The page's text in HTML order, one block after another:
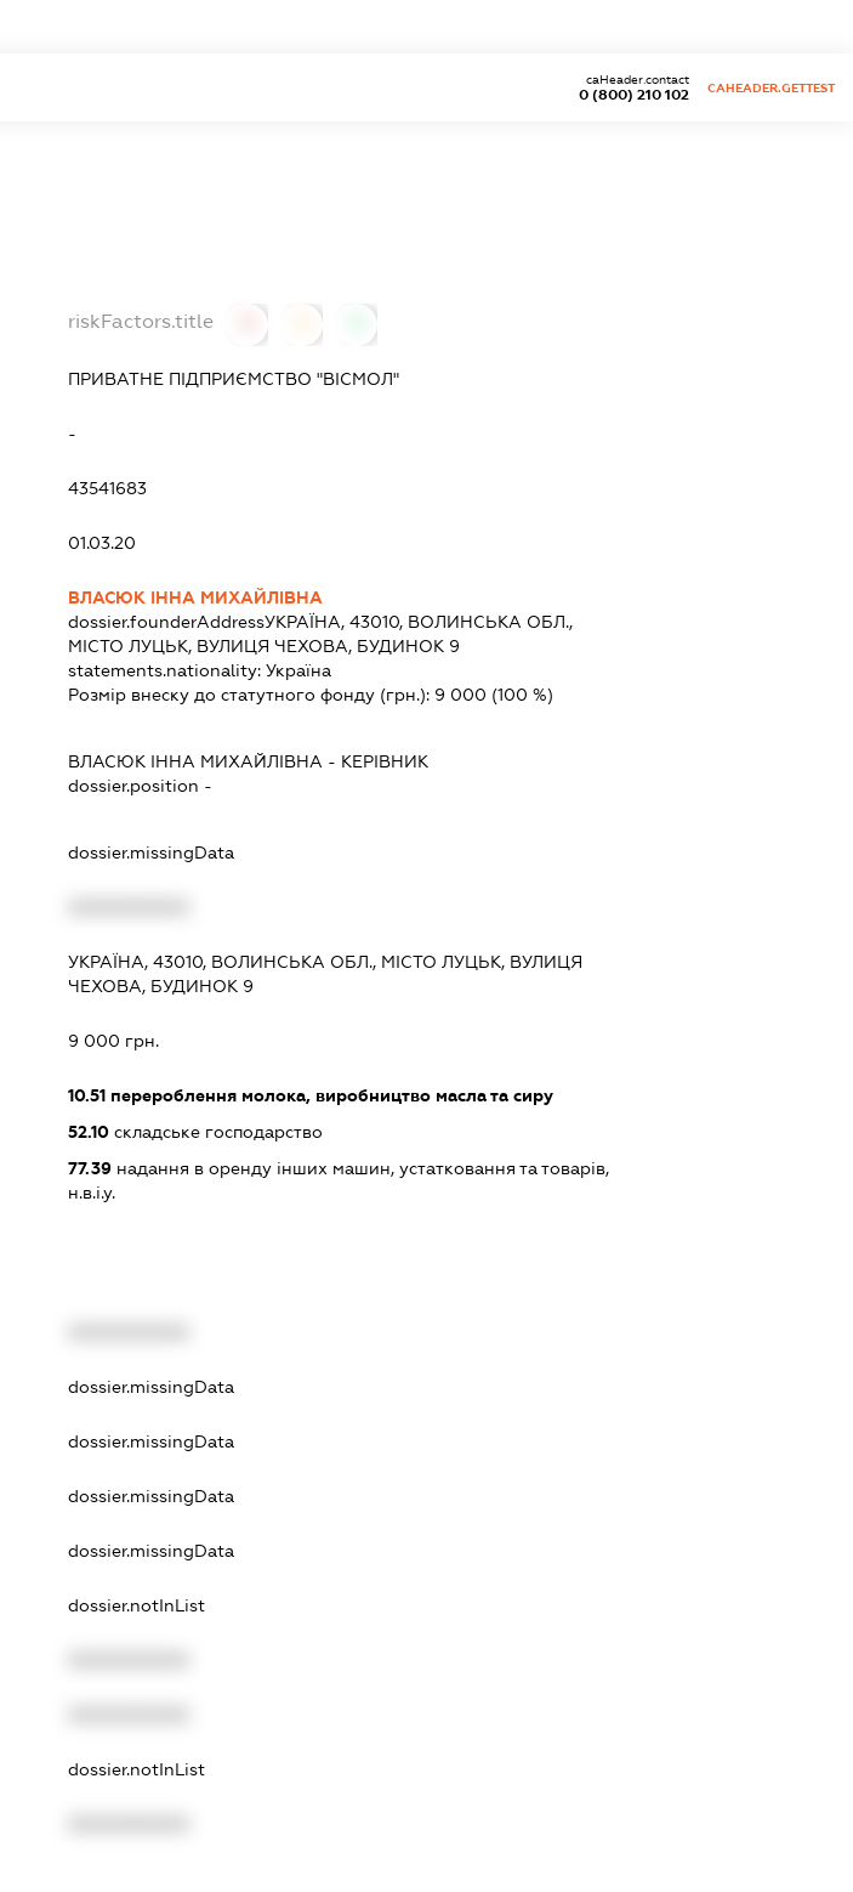
0 (800) 210 102
caHeader.contact
CAHEADER.GETTEST
riskFactors.title
ПРИВАТНЕ ПІДПРИЄМСТВО "ВІСМОЛ"
-
43541683
01.03.20
ВЛАСЮК ІННА МИХАЙЛІВНА
dossier.founderAddressУКРАЇНА, 43010, ВОЛИНСЬКА ОБЛ.,
МІСТО ЛУЦЬК, ВУЛИЦЯ ЧЕХОВА, БУДИНОК 9
statements.nationality:Україна
Розмір внеску до статутного фонду (грн.): 9 000 (100 %)
ВЛАСЮК ІННА МИХАЙЛІВНА - КЕРІВНИК
dossier.position -
dossier.missingData
УКРАЇНА, 43010, ВОЛИНСЬКА ОБЛ., МІСТО ЛУЦЬК, ВУЛИЦЯ
ЧЕХОВА, БУДИНОК 9
9 000 грн.
10.51 перероблення молока, виробництво масла та сиру
52.10 складське господарство
77.39 надання в оренду інших машин, устатковання та товарів,
н.в.і.у.
dossier.missingData
dossier.missingData
dossier.missingData
dossier.missingData
dossier.notInList
dossier.notInList